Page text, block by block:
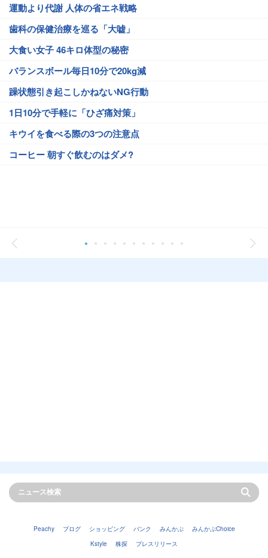
運動より代謝 人体の省エネ戦略
歯科の保健治療を巡る「大嘘」
大食い女子 46キロ体型の秘密
バランスボール毎日10分で20kg減
躁状態引き起こしかねないNG行動
1日10分で手軽に「ひざ痛対策」
キウイを食べる際の3つの注意点
コーヒー 朝すぐ飲むのはダメ?
Peachy ブログ ショッピング バンク みんかぶ
みんかぶChoice
Kstyle
株探 プレスリリース